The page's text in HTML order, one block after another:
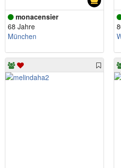
monacensier
68 Jahre
München